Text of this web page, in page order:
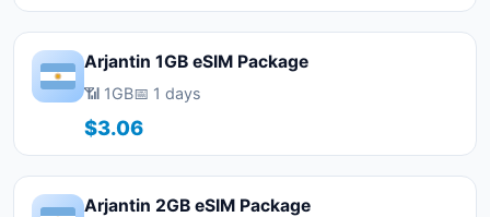
Arjantin 1GB eSIM Package
📶 1GB📅 1 days
$3.06
Arjantin 2GB eSIM Package